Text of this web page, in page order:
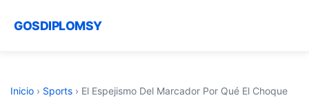
GOSDIPLOMSY
Inicio › Sports › El Espejismo Del Marcador Por Qué El Choque